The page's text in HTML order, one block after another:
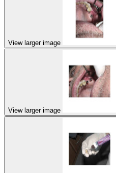
View larger image
View larger image